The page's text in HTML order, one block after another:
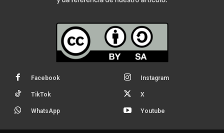
Facebook Instagram
TikTok X
WhatsApp Youtube